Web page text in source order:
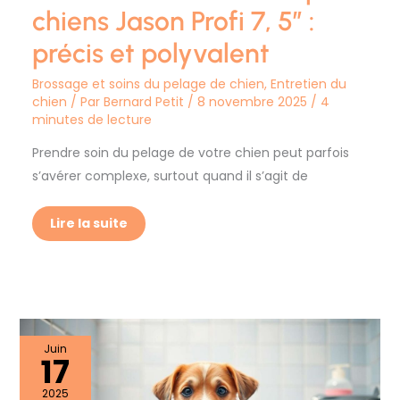
chiens Jason Profi 7, 5″ :
précis et polyvalent
Brossage et soins du pelage de chien, Entretien du
chien / Par Bernard Petit / 8 novembre 2025 / 4
minutes de lecture
Prendre soin du pelage de votre chien peut parfois
s’avérer complexe, surtout quand il s’agit de
Lire la suite
Juin
17
2025
Comment
habituer
votre
chiot